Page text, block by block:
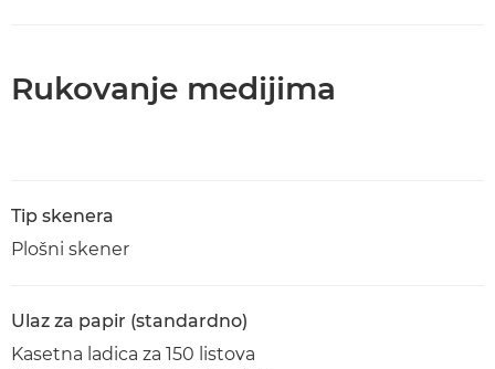
Rukovanje medijima
Tip skenera
Plošni skener
Ulaz za papir (standardno)
Kasetna ladica za 150 listova